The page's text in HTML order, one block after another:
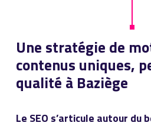
Une stratégie de
contenus uniques,
qualité à Baziège
Le SEO s’articule autour du